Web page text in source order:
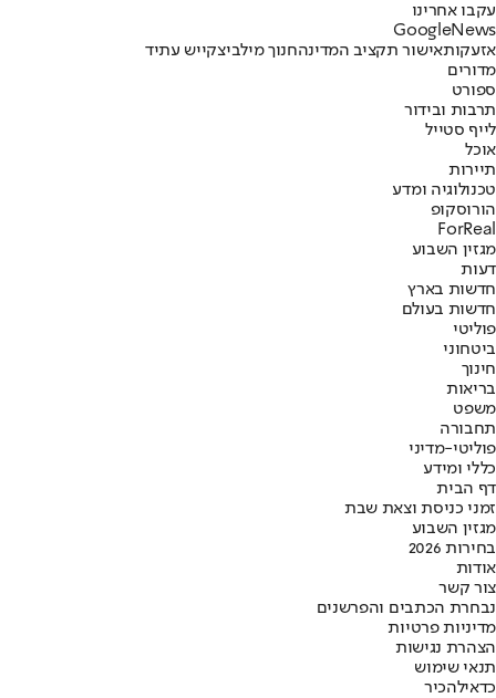
עקבו אחרינו
Googl eNews
אזעקותאישור תקציב המדינהחנוך מילביצקייש עתיד
מדורים
ספורט
תרבות ובידור
לייף סטייל
אוכל
תיירות
טכנולוגיה ומדע
הורוסקופ
ForReal
מגזין השבוע
דעות
חדשות בארץ
חדשות בעולם
פוליטי
ביטחוני
חינוך
בריאות
משפט
תחבורה
פוליטי-מדיני
כללי ומידע
דף הבית
זמני כניסת וצאת שבת
מגזין השבוע
בחירות 2026
אודות
צור קשר
נבחרת הכתבים והפרשנים
מדיניות פרטיות
הצהרת נגישות
תנאי שימוש
כדאילהכיר